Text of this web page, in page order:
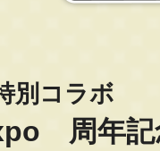
別コラボ
周年記